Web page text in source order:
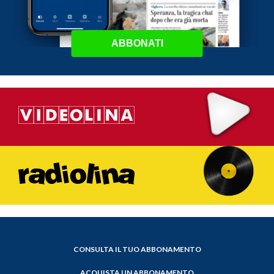
ABBONATI
CONSULTA IL TUO ABBONAMENTO